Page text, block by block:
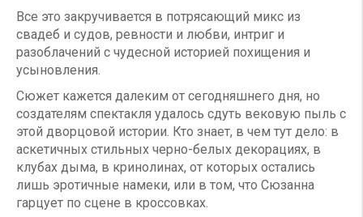
Все это закручивается в потрясающий микс из
свадеб и судов, ревности и любви, интриг и
разоблачений с чудесной историей похищения и
усыновления.
Сюжет кажется далеким от сегодняшнего дня, но
создателям спектакля удалось сдуть вековую пыль с
этой дворцовой истории. Кто знает, в чем тут дело: в
аскетичных стильных черно-белых декорациях, в
клубах дыма, в кринолинах, от которых остались
лишь эротичные намеки, или в том, что Сюзанна
гарцует по сцене в кроссовках.